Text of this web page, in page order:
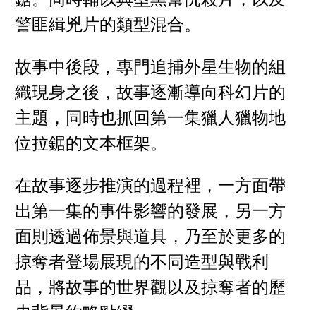
警匪緝兇片的類型混合。
故事中後段，專門追捕外星生物的組
織現身之後，故事逐漸導向科幻片的
主題，同時也抓回第一集獵人獵物地
位拉鋸的文本框架。
在故事逐步推演的過程裡，一方面帶
出第一集的事件影響的發展，另一方
面則透過佈景與道具，乃至於更多的
掠奪者登場展現的不同造型與戰利
品，將故事的世界觀以及掠奪者的歷